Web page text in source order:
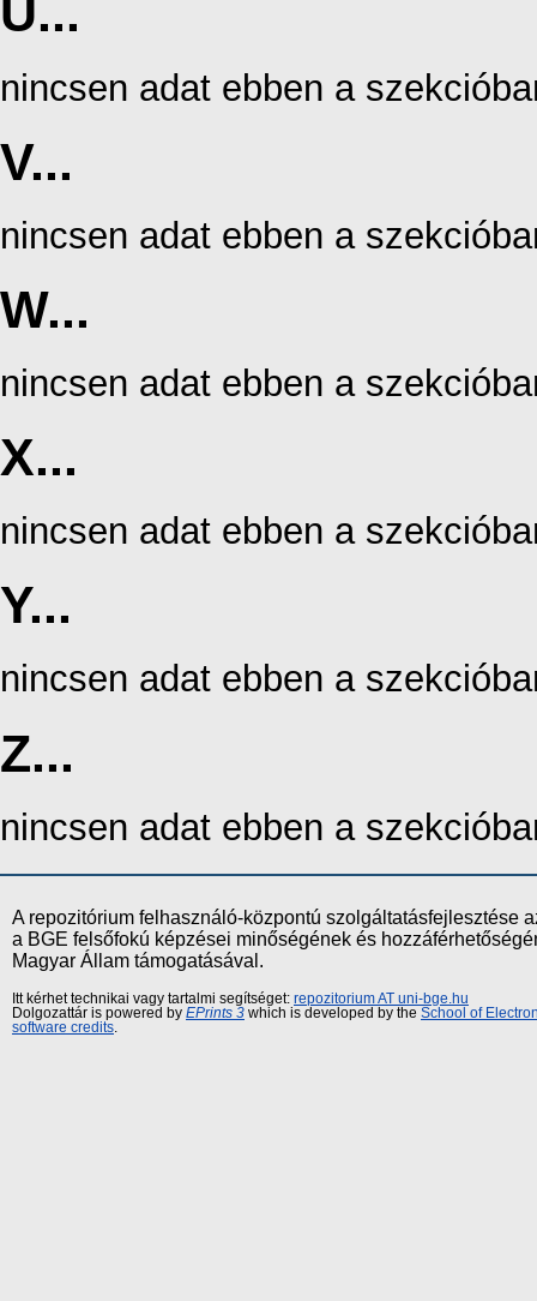
U...
nincsen adat ebben a
V...
nincsen adat ebben a
W...
nincsen adat ebben a
X...
nincsen adat ebben a
Y...
nincsen adat ebben a
Z...
nincsen adat ebben a
A repozitórium felhasználó-központú szolgáltatásfejlesztése
a BGE felsőfokú képzései minőségének és
Magyar Állam támogatásával.
Itt kérhet technikai vagy tartalmi segítséget: repozitorium AT uni-bge.hu
Dolgozattár is powered by EPrints 3 which is developed by the School of
software credits